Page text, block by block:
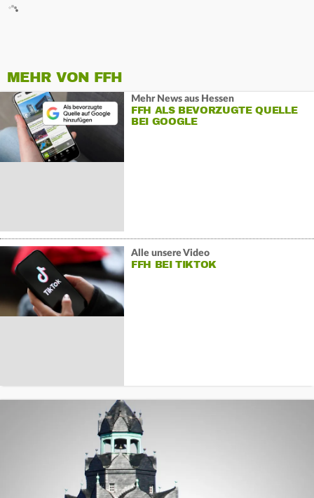
MEHR VON FFH
Mehr News aus Hessen
FFH ALS BEVORZUGTE QUELLE
BEI GOOGLE
Alle unsere Video
FFH BEI TIKTOK